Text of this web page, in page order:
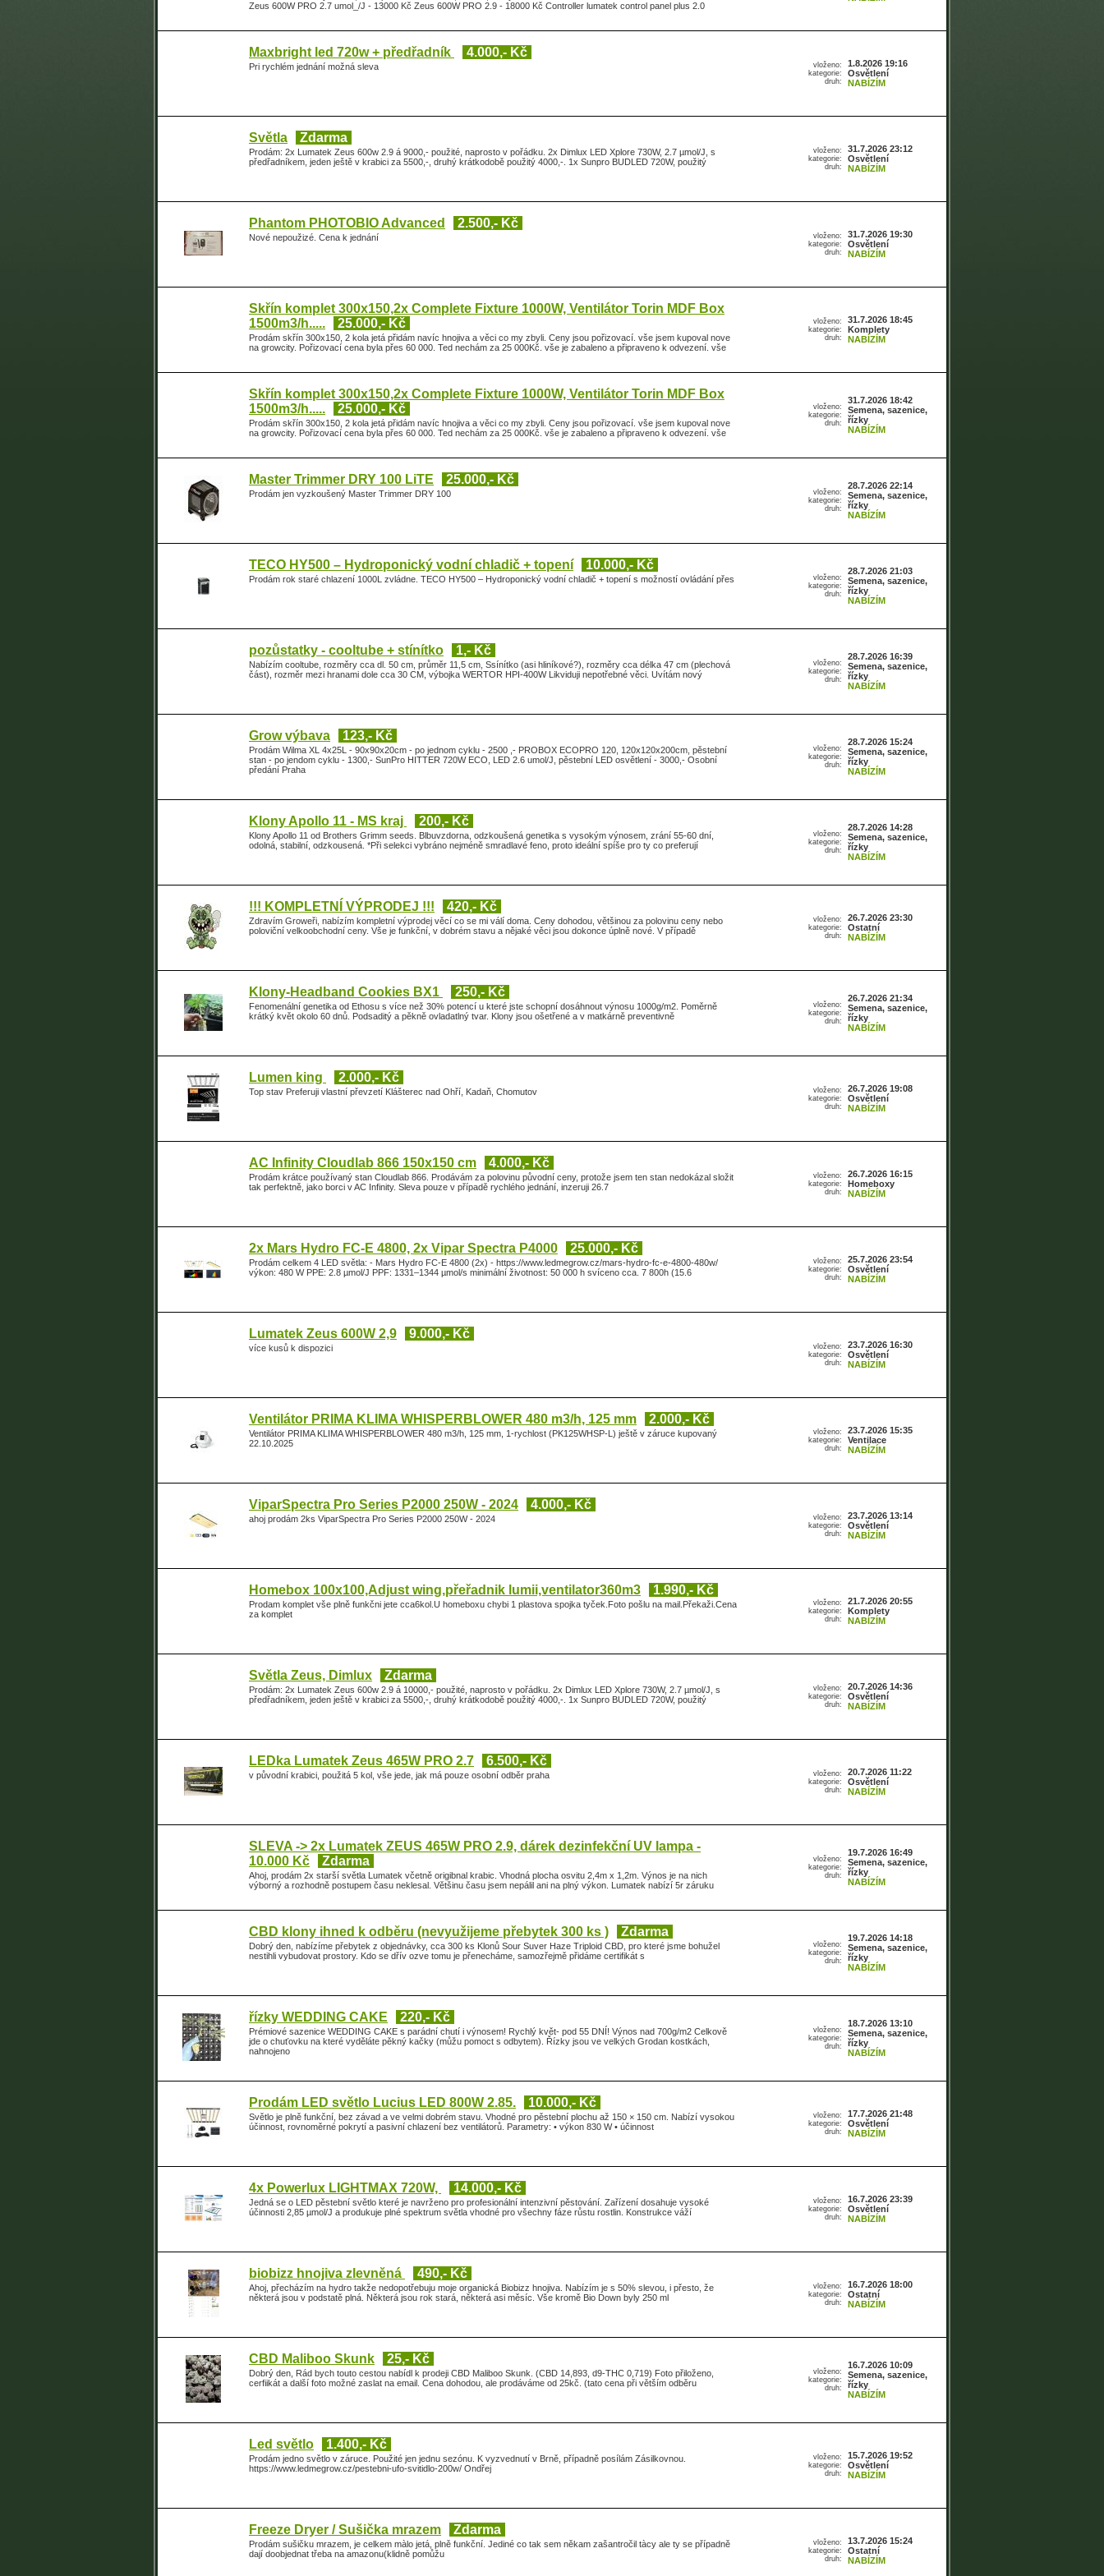
Zeus 600W PRO 2.7 umol_/J - 13000 Kč Zeus 600W PRO 2.9 - 18000 Kč Controller lumatek control panel plus 2.0
Maxbright led 720w + předřadník 4.000,- Kč
Pri rychlém jednání možná sleva
vloženo:
kategorie:
druh:
1.8.2026 19:16
Osvětlení
NABÍZÍM
Světla Zdarma
Prodám: 2x Lumatek Zeus 600w 2.9 á 9000,- použité, naprosto v pořádku. 2x Dimlux LED Xplore 730W, 2.7 µmol/J, s
předřadníkem, jeden ještě v krabici za 5500,-, druhý krátkodobě použitý 4000,-. 1x Sunpro BUDLED 720W, použitý
vloženo:
kategorie:
druh:
31.7.2026 23:12
Osvětlení
NABÍZÍM
Phantom PHOTOBIO Advanced 2.500,- Kč
Nové nepoužizé. Cena k jednání
vloženo:
kategorie:
druh:
31.7.2026 19:30
Osvětlení
NABÍZÍM
Skřín komplet 300x150,2x Complete Fixture 1000W, Ventilátor Torin MDF Box
1500m3/h.....
25.000,- Kč
Prodám skřín 300x150, 2 kola jetá přidám navíc hnojiva a věci co my zbyli. Ceny jsou pořizovací. vše jsem kupoval nove
na growcity. Pořizovací cena byla přes 60 000. Ted nechám za 25 000Kč. vše je zabaleno a připraveno k odvezení. vše
vloženo:
kategorie:
druh:
31.7.2026 18:45
Komplety
NABÍZÍM
Skřín komplet 300x150,2x Complete Fixture 1000W, Ventilátor Torin MDF Box
1500m3/h.....
25.000,- Kč
Prodám skřín 300x150, 2 kola jetá přidám navíc hnojiva a věci co my zbyli. Ceny jsou pořizovací. vše jsem kupoval nove
na growcity. Pořizovací cena byla přes 60 000. Ted nechám za 25 000Kč. vše je zabaleno a připraveno k odvezení. vše
vloženo:
kategorie:
druh:
31.7.2026 18:42
Semena, sazenice,
řízky
NABÍZÍM
Master Trimmer DRY 100 LiTE 25.000,- Kč
Prodám jen vyzkoušený Master Trimmer DRY 100
vloženo:
kategorie:
druh:
28.7.2026 22:14
Semena, sazenice,
řízky
NABÍZÍM
TECO HY500 – Hydroponický vodní chladič + topení 10.000,- Kč
Prodám rok staré chlazení 1000L zvládne. TECO HY500 – Hydroponický vodní chladič + topení s možností ovládání přes
vloženo:
kategorie:
druh:
28.7.2026 21:03
Semena, sazenice,
řízky
NABÍZÍM
pozůstatky - cooltube + stínítko 1,- Kč
Nabízím cooltube, rozměry cca dl. 50 cm, průměr 11,5 cm, Ssínítko (asi hliníkové?), rozměry cca délka 47 cm (plechová
část), rozměr mezi hranami dole cca 30 CM, výbojka WERTOR HPI-400W Likviduji nepotřebné věci. Uvítám nový
vloženo:
kategorie:
druh:
28.7.2026 16:39
Semena, sazenice,
řízky
NABÍZÍM
Grow výbava 123,- Kč
Prodám Wilma XL 4x25L - 90x90x20cm - po jednom cyklu - 2500 ,- PROBOX ECOPRO 120, 120x120x200cm, pěstební
stan - po jendom cyklu - 1300,- SunPro HITTER 720W ECO, LED 2.6 umol/J, pěstební LED osvětlení - 3000,- Osobní
předání Praha
vloženo:
kategorie:
druh:
28.7.2026 15:24
Semena, sazenice,
řízky
NABÍZÍM
Klony Apollo 11 - MS kraj 200,- Kč
Klony Apollo 11 od Brothers Grimm seeds. Blbuvzdorna, odzkoušená genetika s vysokým výnosem, zrání 55-60 dní,
odolná, stabilní, odzkousená. *Při selekci vybráno nejméně smradlavé feno, proto ideální spíše pro ty co preferují
vloženo:
kategorie:
druh:
28.7.2026 14:28
Semena, sazenice,
řízky
NABÍZÍM
!!! KOMPLETNÍ VÝPRODEJ !!! 420,- Kč
Zdravím Groweři, nabízím kompletní výprodej věcí co se mi válí doma. Ceny dohodou, většinou za polovinu ceny nebo
poloviční velkoobchodní ceny. Vše je funkční, v dobrém stavu a nějaké věci jsou dokonce úplně nové. V případě
vloženo:
kategorie:
druh:
26.7.2026 23:30
Ostatní
NABÍZÍM
Klony-Headband Cookies BX1 250,- Kč
Fenomenální genetika od Ethosu s více než 30% potencí u které jste schopní dosáhnout výnosu 1000g/m2. Poměrně
krátký květ okolo 60 dnů. Podsaditý a pěkně ovladatlný tvar. Klony jsou ošetřené a v matkárně preventivně
vloženo:
kategorie:
druh:
26.7.2026 21:34
Semena, sazenice,
řízky
NABÍZÍM
Lumen king 2.000,- Kč
Top stav Preferuji vlastní převzetí Klášterec nad Ohří, Kadaň, Chomutov
vloženo:
kategorie:
druh:
26.7.2026 19:08
Osvětlení
NABÍZÍM
AC Infinity Cloudlab 866 150x150 cm 4.000,- Kč
Prodám krátce používaný stan Cloudlab 866. Prodávám za polovinu původní ceny, protože jsem ten stan nedokázal složit
tak perfektně, jako borci v AC Infinity. Sleva pouze v případě rychlého jednání, inzeruji 26.7
vloženo:
kategorie:
druh:
26.7.2026 16:15
Homeboxy
NABÍZÍM
2x Mars Hydro FC-E 4800, 2x Vipar Spectra P4000 25.000,- Kč
Prodám celkem 4 LED světla: - Mars Hydro FC-E 4800 (2x) - https://www.ledmegrow.cz/mars-hydro-fc-e-4800-480w/
výkon: 480 W PPE: 2.8 µmol/J PPF: 1331–1344 µmol/s minimální životnost: 50 000 h svíceno cca. 7 800h (15.6
vloženo:
kategorie:
druh:
25.7.2026 23:54
Osvětlení
NABÍZÍM
Lumatek Zeus 600W 2,9 9.000,- Kč
více kusů k dispozici
vloženo:
kategorie:
druh:
23.7.2026 16:30
Osvětlení
NABÍZÍM
Ventilátor PRIMA KLIMA WHISPERBLOWER 480 m3/h, 125 mm 2.000,- Kč
Ventilátor PRIMA KLIMA WHISPERBLOWER 480 m3/h, 125 mm, 1-rychlost (PK125WHSP-L) ještě v záruce kupovaný
22.10.2025
vloženo:
kategorie:
druh:
23.7.2026 15:35
Ventilace
NABÍZÍM
ViparSpectra Pro Series P2000 250W - 2024 4.000,- Kč
ahoj prodám 2ks ViparSpectra Pro Series P2000 250W - 2024
vloženo:
kategorie:
druh:
23.7.2026 13:14
Osvětlení
NABÍZÍM
Homebox 100x100,Adjust wing,přeřadnik lumii,ventilator360m3 1.990,- Kč
Prodam komplet vše plně funkčni jete cca6kol.U homeboxu chybi 1 plastova spojka tyček.Foto pošlu na mail.Překaži.Cena
za komplet
vloženo:
kategorie:
druh:
21.7.2026 20:55
Komplety
NABÍZÍM
Světla Zeus, Dimlux Zdarma
Prodám: 2x Lumatek Zeus 600w 2.9 á 10000,- použité, naprosto v pořádku. 2x Dimlux LED Xplore 730W, 2.7 µmol/J, s
předřadníkem, jeden ještě v krabici za 5500,-, druhý krátkodobě použitý 4000,-. 1x Sunpro BUDLED 720W, použitý
vloženo:
kategorie:
druh:
20.7.2026 14:36
Osvětlení
NABÍZÍM
LEDka Lumatek Zeus 465W PRO 2.7 6.500,- Kč
v původní krabici, použitá 5 kol, vše jede, jak má pouze osobní odběr praha
vloženo:
kategorie:
druh:
20.7.2026 11:22
Osvětlení
NABÍZÍM
SLEVA -> 2x Lumatek ZEUS 465W PRO 2.9, dárek dezinfekční UV lampa -
10.000 Kč
Zdarma
Ahoj, prodám 2x starší světla Lumatek včetně origibnal krabic. Vhodná plocha osvitu 2,4m x 1,2m. Výnos je na nich
výborný a rozhodně postupem času neklesal. Většinu času jsem nepálil ani na plný výkon. Lumatek nabízí 5r záruku
vloženo:
kategorie:
druh:
19.7.2026 16:49
Semena, sazenice,
řízky
NABÍZÍM
CBD klony ihned k odběru (nevyužijeme přebytek 300 ks ) Zdarma
Dobrý den, nabízíme přebytek z objednávky, cca 300 ks Klonů Sour Suver Haze Triploid CBD, pro které jsme bohužel
nestihli vybudovat prostory. Kdo se dřív ozve tomu je přenecháme, samozřejmě přidáme certifikát s
vloženo:
kategorie:
druh:
19.7.2026 14:18
Semena, sazenice,
řízky
NABÍZÍM
řízky WEDDING CAKE 220,- Kč
Prémiové sazenice WEDDING CAKE s parádní chutí i výnosem! Rychlý květ- pod 55 DNÍ! Výnos nad 700g/m2 Celkově
jde o chuťovku na které vyděláte pěkný kačky (můžu pomoct s odbytem). Řízky jsou ve velkých Grodan kostkách,
nahnojeno
vloženo:
kategorie:
druh:
18.7.2026 13:10
Semena, sazenice,
řízky
NABÍZÍM
Prodám LED světlo Lucius LED 800W 2.85. 10.000,- Kč
Světlo je plně funkční, bez závad a ve velmi dobrém stavu. Vhodné pro pěstební plochu až 150 × 150 cm. Nabízí vysokou
účinnost, rovnoměrné pokrytí a pasivní chlazení bez ventilátorů. Parametry: • výkon 830 W • účinnost
vloženo:
kategorie:
druh:
17.7.2026 21:48
Osvětlení
NABÍZÍM
4x Powerlux LIGHTMAX 720W, 14.000,- Kč
Jedná se o LED pěstební světlo které je navrženo pro profesionální intenzivní pěstování. Zařízení dosahuje vysoké
účinnosti 2,85 µmol/J a produkuje plné spektrum světla vhodné pro všechny fáze růstu rostlin. Konstrukce váží
vloženo:
kategorie:
druh:
16.7.2026 23:39
Osvětlení
NABÍZÍM
biobizz hnojiva zlevněná 490,- Kč
Ahoj, přecházím na hydro takže nedopotřebuju moje organická Biobizz hnojiva. Nabízím je s 50% slevou, i přesto, že
některá jsou v podstatě plná. Některá jsou rok stará, některá asi měsíc. Vše kromě Bio Down byly 250 ml
vloženo:
kategorie:
druh:
16.7.2026 18:00
Ostatní
NABÍZÍM
CBD Maliboo Skunk 25,- Kč
Dobrý den, Rád bych touto cestou nabídl k prodeji CBD Maliboo Skunk. (CBD 14,893, d9-THC 0,719) Foto přiloženo,
cerfiikát a další foto možné zaslat na email. Cena dohodou, ale prodáváme od 25kč. (tato cena při větším odběru
vloženo:
kategorie:
druh:
16.7.2026 10:09
Semena, sazenice,
řízky
NABÍZÍM
Led světlo 1.400,- Kč
Prodám jedno světlo v záruce. Použité jen jednu sezónu. K vyzvednutí v Brně, případně posílám Zásilkovnou.
https://www.ledmegrow.cz/pestebni-ufo-svitidlo-200w/ Ondřej
vloženo:
kategorie:
druh:
15.7.2026 19:52
Osvětlení
NABÍZÍM
Freeze Dryer / Sušička mrazem Zdarma
Prodám sušičku mrazem, je celkem màlo jetá, plně funkční. Jediné co tak sem někam zašantročil tàcy ale ty se případně
dají doobjednat třeba na amazonu(klidně pomůžu
vloženo:
kategorie:
druh:
13.7.2026 15:24
Ostatní
NABÍZÍM